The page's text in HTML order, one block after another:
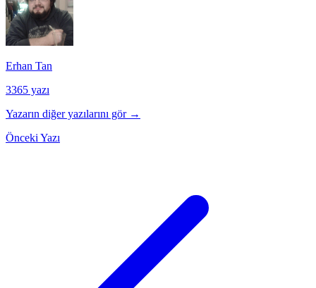
Erhan Tan
3365 yazı
Yazarın diğer yazılarını gör →
Önceki Yazı